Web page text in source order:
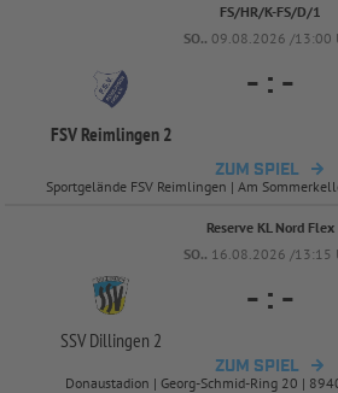
FS/HR/K-FS/D/1
SO.. 09.08.2026 /13:00
FSV Reimlingen 2
- : -
ZUM SPIEL
Sportgelände FSV Reimlingen | Am
Reserve KL Nord Flex
SO.. 16.08.2026 /13:15
SSV Dillingen 2
- : -
ZUM SPIEL
Donaustadion | Georg-Schmid-Ring 20 |